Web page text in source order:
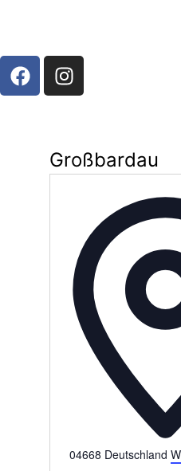
Großbardau
04668 Deutschland